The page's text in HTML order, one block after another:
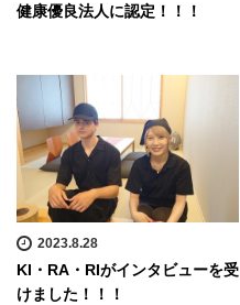
健康優良法人に認定！！！
2023.8.28
KI・RA・RIがインタビューを受
けました！！！